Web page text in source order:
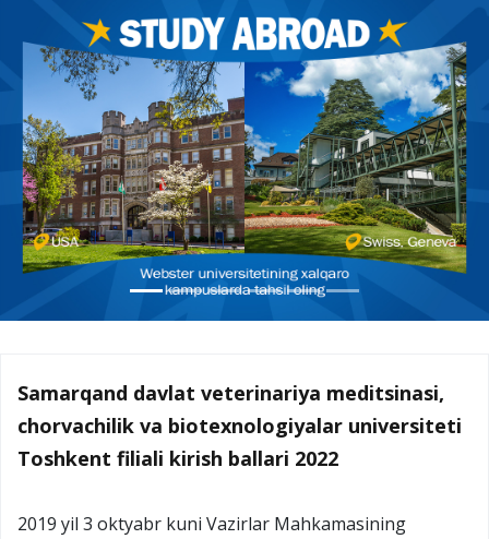
Samarqand davlat veterinariya meditsinasi,
chorvachilik va biotexnologiyalar universiteti
Toshkent filiali kirish ballari 2022
2019 yil 3 oktyabr kuni Vazirlar Mahkamasining